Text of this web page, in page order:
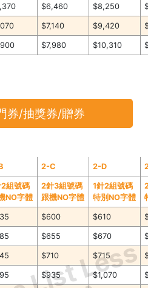
$6,460 $8,250
$7,140 $9,420
$7,980 $10,310
券/抽獎券/贈券
2-C 2-D
2組號碼
NO字體
2針3組號碼
跟機NO字體
1針2組號碼
特別NO字體
$600 $610
$655 $670
$710 $715
$935 $1,070